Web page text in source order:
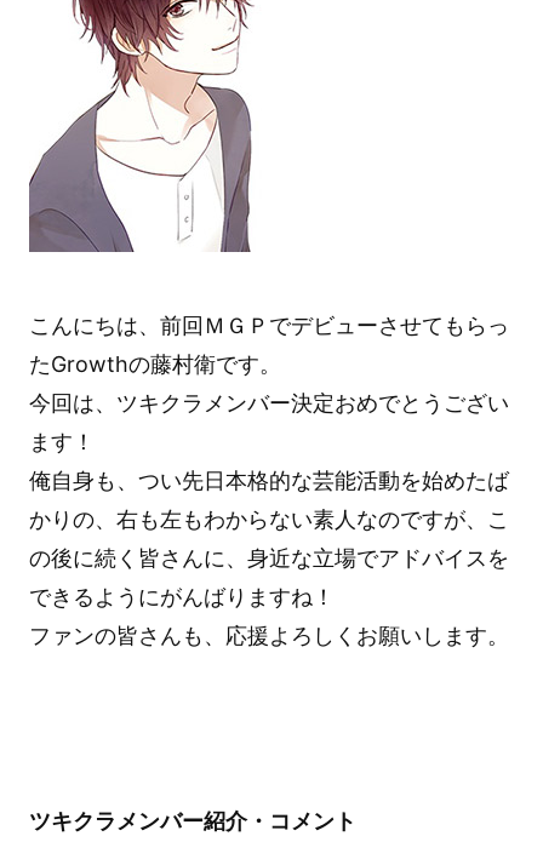
こんにちは、前回ＭＧＰでデビューさせてもらっ
たGrowthの藤村衛です。
今回は、ツキクラメンバー決定おめでとうござい
ます！
俺自身も、つい先日本格的な芸能活動を始めたば
かりの、右も左もわからない素人なのですが、こ
の後に続く皆さんに、身近な立場でアドバイスを
できるようにがんばりますね！
ファンの皆さんも、応援よろしくお願いします。
ツキクラメンバー紹介・コメント